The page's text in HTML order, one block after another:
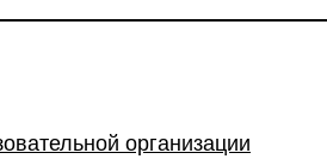
организации